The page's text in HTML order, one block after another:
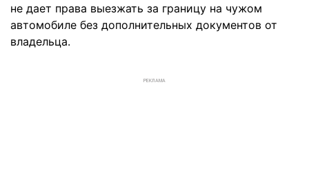
не дает права выезжать за границу на чужом
автомобиле без дополнительных документов от
владельца.
РЕКЛАМА